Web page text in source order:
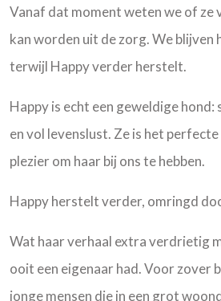
Vanaf dat moment weten we of ze
kan worden uit de zorg. We blijven
terwijl Happy verder herstelt.
Happy is echt een geweldige hond:
en vol levenslust. Ze is het
plezier om haar bij ons te hebben.
Happy herstelt verder, omringd
Wat haar verhaal extra verdrietig
ooit een eigenaar had. Voor zover
jonge mensen die in een grot